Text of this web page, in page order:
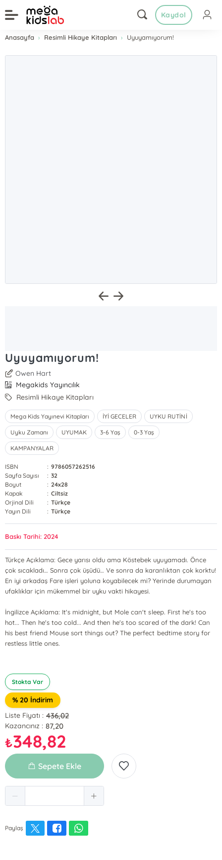
Kaydol
Anasayfa Resimli Hikaye Kitapları Uyuyamıyorum!
Uyuyamıyorum!
Owen Hart
Megakids Yayıncılık
Resimli Hikaye Kitapları
Mega Kids Yayınevi Kitapları İYİ GECELER UYKU RUTİNİ
Uyku Zamanı UYUMAK 3-6 Yaş 0-3 Yaş
KAMPANYALAR
ISBN : 9786057262516
Sayfa Sayısı
: 32
Boyut
: 24x28
Kapak
: Ciltsiz
Orjinal Dili
: Türkçe
Yayın Dili
: Türkçe
Baskı Tarihi: 2024
Türkçe Açıklama: Gece yarısı oldu ama Köstebek uyuyamadı. Önce
çok sıcakladı… Sonra çok üşüdü… Ve sonra da karanlıktan çok korktu!
En iyi arkadaş Fare işleri yoluna koyabilecek mi? Yerinde durumayan
ufaklıklar için mükemmel bir uyku vakti hikayesi.
İngilizce Açıklama: It's midnight, but Mole can't sleep. First he's too
hot... Then he's too cold... And then he's too scared of the dark! Can
his best friend Mouse sort things out? The perfect bedtime story for
restless little ones.
Stokta Var
% 20 İndirim
Liste Fiyatı : 436,02
Kazancınız : 87,20
₺348,82
Sepete Ekle
Paylaş